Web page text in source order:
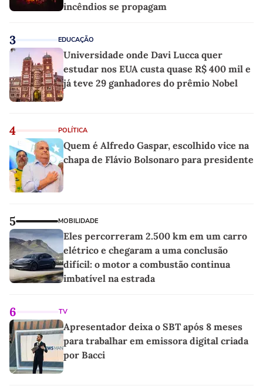
incêndios se propagam
3 EDUCAÇÃO
Universidade onde Davi Lucca quer
estudar nos EUA custa quase R$ 400 mil e
já teve 29 ganhadores do prêmio Nobel
4 POLÍTICA
Quem é Alfredo Gaspar, escolhido vice na
chapa de Flávio Bolsonaro para presidente
5 MOBILIDADE
Eles percorreram 2.500 km em um carro
elétrico e chegaram a uma conclusão
difícil: o motor a combustão continua
imbatível na estrada
6 TV
Apresentador deixa o SBT após 8 meses
para trabalhar em emissora digital criada
por Bacci